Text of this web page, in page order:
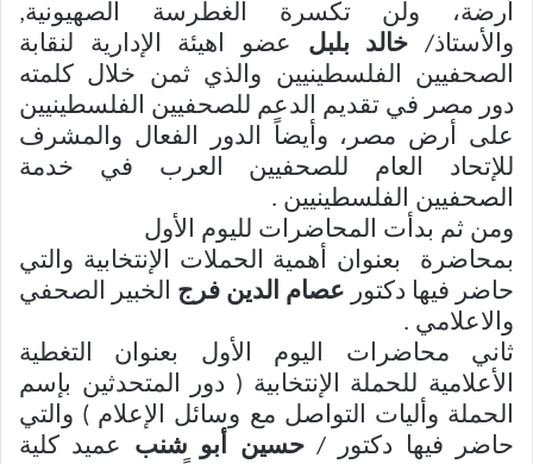
أرضة، ولن تكسرة الغطرسة الصهيونية,
والأستاذ/ خالد بلبل عضو اهيئة الإدارية لنقابة
الصحفيين الفلسطينيين والذي ثمن خلال كلمته
دور مصر في تقديم الدعم للصحفيين الفلسطينيين
على أرض مصر، وأيضاً الدور الفعال والمشرف
للإتحاد العام للصحفيين العرب في خدمة
الصحفيين الفلسطينيين .
ومن ثم بدأت المحاضرات لليوم الأول
بمحاضرة بعنوان أهمية الحملات الإنتخابية والتي
حاضر فيها دكتور عصام الدين فرج الخبير الصحفي
والاعلامي .
ثاني محاضرات اليوم الأول بعنوان التغطية
الأعلامية للحملة الإنتخابية ( دور المتحدثين بإسم
الحملة وأليات التواصل مع وسائل الإعلام ) والتي
حاضر فيها دكتور /حسين أبو شنب عميد كلية